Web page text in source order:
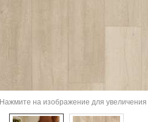
Нажмите на изображение для увеличения